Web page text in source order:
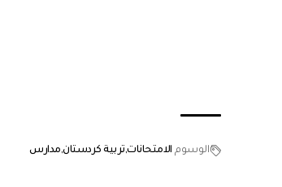
الوسوم الامتحانات تربية كردستان مدارس